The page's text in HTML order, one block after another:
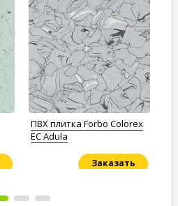
ПВХ плитка Forbo Colorex
EC Adula
Заказать